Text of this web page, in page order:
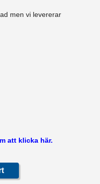
men vi levererar
att klicka här.